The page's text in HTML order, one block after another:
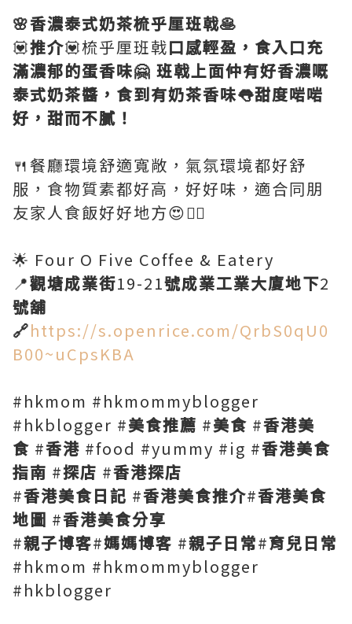
🌸香濃泰式奶茶梳乎厘班戟🥞
💟推介💟梳乎厘班戟口感輕盈，食入口充
滿濃郁的蛋香味🤗 班戟上面仲有好香濃嘅
泰式奶茶醬，食到有奶茶香味👅甜度啱啱
好，甜而不膩！
🍴餐廳環境舒適寬敞，氣氛環境都好舒
服，食物質素都好高，好好味，適合同朋
友家人食飯好好地方😍👍🏻
🌟 Four O Five Coffee & Eatery
📍觀塘成業街19-21號成業工業大廈地下2
號舖
🔗https://s.openrice.com/QrbS0qU0
B00~uCpsKBA
#hkmom #hkmommyblogger
#hkblogger #美食推薦 #美食 #香港美
食 #香港 #food #yummy #ig #香港美食
指南 #探店 #香港探店
#香港美食日記 #香港美食推介#香港美食
地圖 #香港美食分享
#親子博客#媽媽博客 #親子日常#育兒日常
#hkmom #hkmommyblogger
#hkblogger